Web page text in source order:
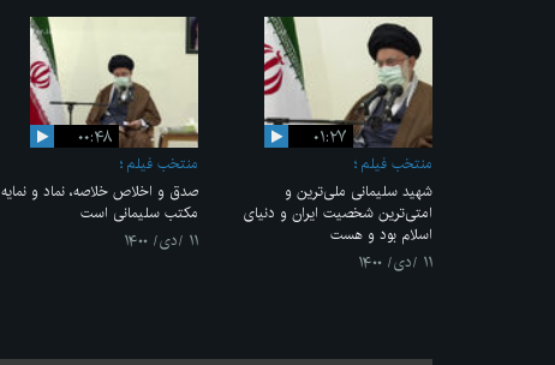
۰۱:۲۷
منتخب فیلم
شهید سلیمانی ملی‌ترین و
امتی‌ترین شخصیت ایران و دنیای
اسلام بود و هست
۱۱ /دی/ ۱۴۰۰
۰۰:۴۸
منتخب فیلم
صدق و اخلاص خلاصه، نماد و نمایه
مکتب سلیمانی است
۱۱ /دی/ ۱۴۰۰